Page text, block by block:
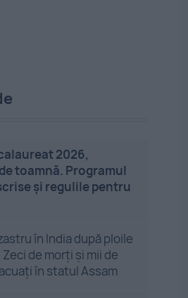
2026,
toamnă. Programul
și regulile pentru
în India după ploile
de morți și mii de
în statul Assam